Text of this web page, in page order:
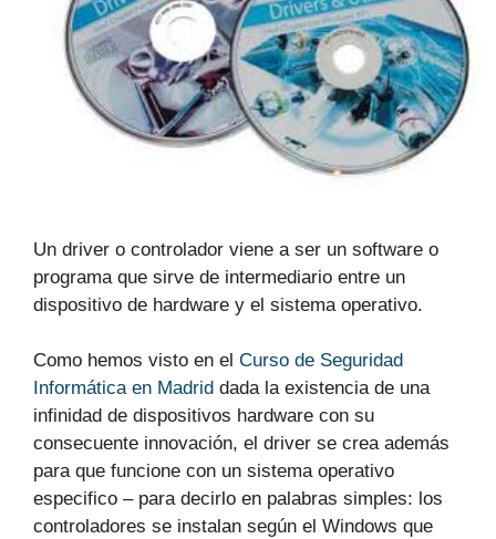
Un driver o controlador viene a ser un software o
programa que sirve de intermediario entre un
dispositivo de hardware y el sistema operativo.
Como hemos visto en el Curso de Seguridad
Informática en Madrid dada la existencia de una
infinidad de dispositivos hardware con su
consecuente innovación, el driver se crea además
para que funcione con un sistema operativo
especifico – para decirlo en palabras simples: los
controladores se instalan según el Windows que